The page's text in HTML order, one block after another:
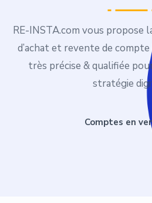
RE-INSTA.com vous propose
d’achat et revente de
très précise & qualifiée
stratégie
Comptes en